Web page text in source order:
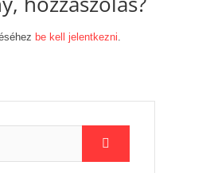
be kell jelentkezni